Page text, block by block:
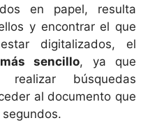
en papel, resulta
y encontrar el que
digitalizados, el
sencillo, ya que
búsquedas
al documento que